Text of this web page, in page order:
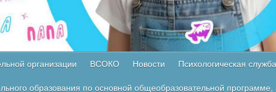
организации ВСОКО Новости Психологическая служба
образования по основной общеобразовательной